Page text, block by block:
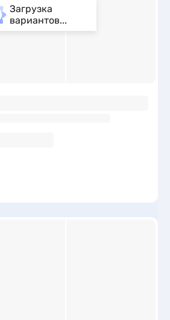
Загрузка
вариантов...